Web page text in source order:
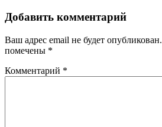
Добавить комментарий
Ваш адрес email не будет опубликован.
помечены *
Комментарий *